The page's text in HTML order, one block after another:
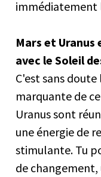
immédiatement
Mars et Uranus
avec le Soleil
C'est sans
marquante de
Uranus sont
une énergie de
stimulante. Tu
de